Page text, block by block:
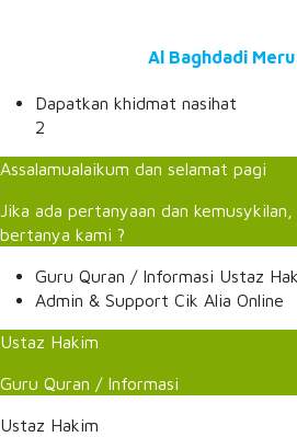
Al Baghdadi Meru
Dapatkan khidmat nasihat
2
Assalamualaikum dan selamat pagi
Jika ada pertanyaan dan
bertanya kami ?
Guru Quran / Informasi Ustaz
Admin & Support Cik Alia Online
Ustaz Hakim
Guru Quran / Informasi
Ustaz Hakim